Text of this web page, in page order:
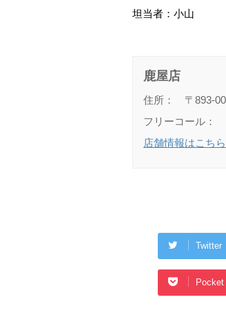
坦当者：小山
鹿屋店
住所： 〒893-
フリーコール：
店舗情報はこちら
Twitter
Pocket